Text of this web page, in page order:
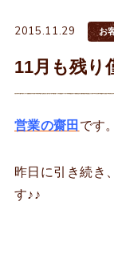
2015.11.29 お
11月も残り
営業の齋田 です。
昨日に引き続き
す♪♪